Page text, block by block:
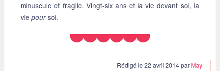
minuscule et fragile. Vingt-six ans et la vie devant soi, la
viepoursoi.
Rédigé le 22 avril 2014 par May